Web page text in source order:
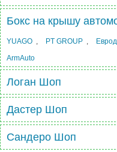
Бокс на крышу
YUAGO PT GROUP
ArmAuto
Логан Шоп
Дастер Шоп
Сандеро Шоп